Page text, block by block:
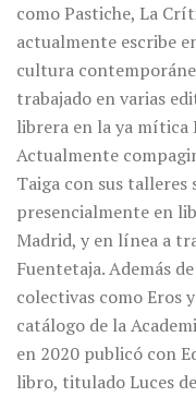
como Pastiche, La
actualmente escribe
cultura
trabajado en varias
librera en la ya mítica
Actualmente
Taiga con sus
presencialmente en
Madrid, y en línea a
Fuentetaja. Además
colectivas como Eros
catálogo de la
en 2020 publicó con
libro, titulado Luces